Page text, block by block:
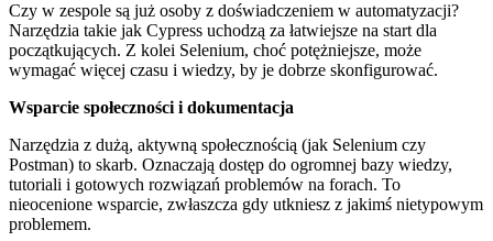
Czy w zespole są już osoby z doświadczeniem w automatyzacji?
Narzędzia takie jak Cypress uchodzą za łatwiejsze na start dla
początkujących. Z kolei Selenium, choć potężniejsze, może
wymagać więcej czasu i wiedzy, by je dobrze skonfigurować.
Wsparcie społeczności i dokumentacja
Narzędzia z dużą, aktywną społecznością (jak Selenium czy
Postman) to skarb. Oznaczają dostęp do ogromnej bazy wiedzy,
tutoriali i gotowych rozwiązań problemów na forach. To
nieocenione wsparcie, zwłaszcza gdy utkniesz z jakimś nietypowym
problemem.